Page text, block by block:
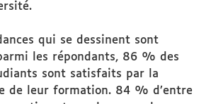
qui se dessinent sont
les répondants, 86 % des
sont satisfaits par la
de leur formation. 84 % d’entre